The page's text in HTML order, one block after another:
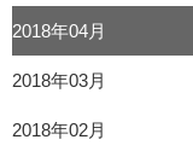
2018年04月
2018年03月
2018年02月